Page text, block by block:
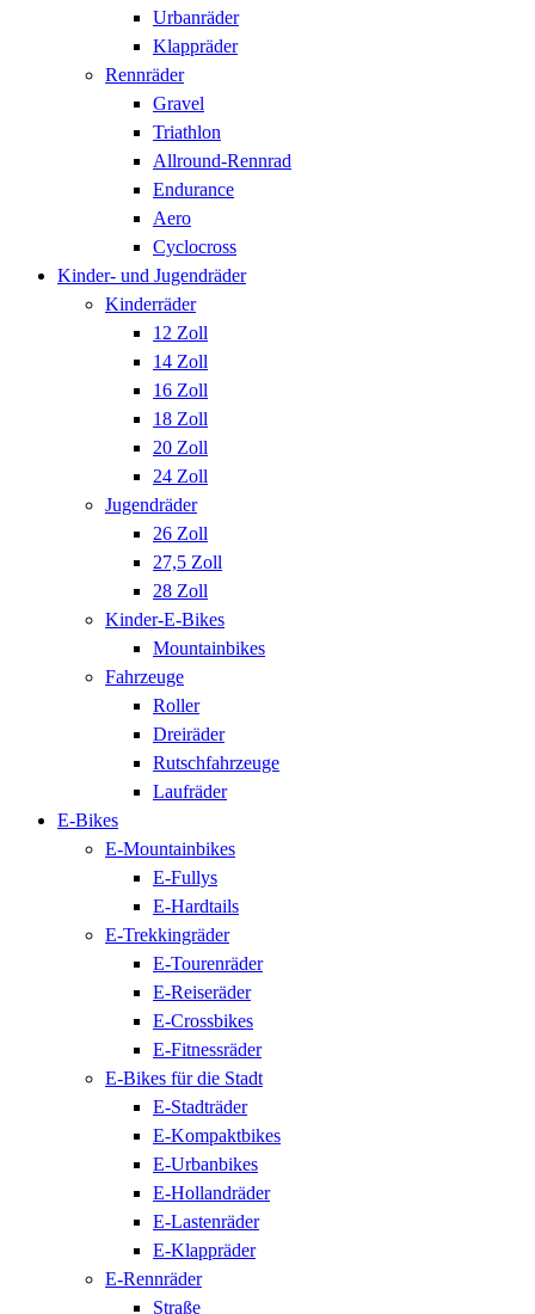
Urbanräder
Klappräder
Rennräder
Gravel
Triathlon
Allround-Rennrad
Endurance
Aero
Cyclocross
Kinder- und Jugendräder
Kinderräder
12 Zoll
14 Zoll
16 Zoll
18 Zoll
20 Zoll
24 Zoll
Jugendräder
26 Zoll
27,5 Zoll
28 Zoll
Kinder-E-Bikes
Mountainbikes
Fahrzeuge
Roller
Dreiräder
Rutschfahrzeuge
Laufräder
E-Bikes
E-Mountainbikes
E-Fullys
E-Hardtails
E-Trekkingräder
E-Tourenräder
E-Reiseräder
E-Crossbikes
E-Fitnessräder
E-Bikes für die Stadt
E-Stadträder
E-Kompaktbikes
E-Urbanbikes
E-Hollandräder
E-Lastenräder
E-Klappräder
E-Rennräder
Straße